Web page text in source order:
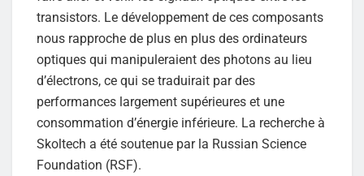
transistors. Le développement de ces composants
nous rapproche de plus en plus des ordinateurs
optiques qui manipuleraient des photons au lieu
d’électrons, ce qui se traduirait par des
performances largement supérieures et une
consommation d’énergie inférieure. La recherche à
Skoltech a été soutenue par la Russian Science
Foundation (RSF).